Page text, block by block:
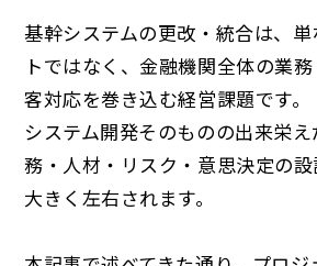
基幹システムの更改・統合は、
トではなく、金融機関全体の業
客対応を巻き込む経営課題です。
システム開発そのものの出来栄
務・人材・リスク・意思決定の
大きく左右されます。